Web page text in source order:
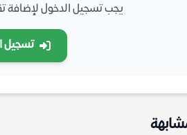
يجب تسجيل الدخول لإضافة
تسجيل